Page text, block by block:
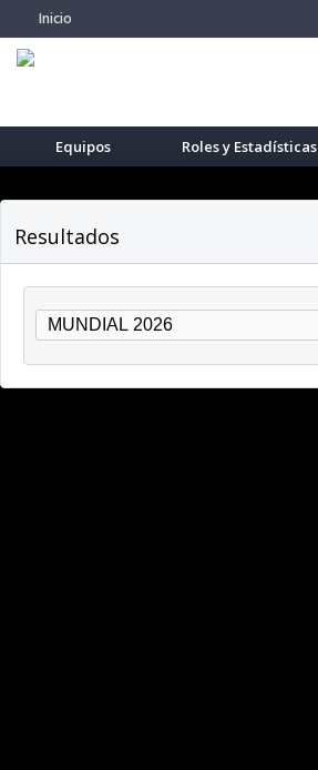
Inicio
Equipos Roles y Estadísticas
Resultados